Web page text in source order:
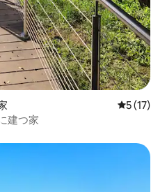
レビュー
5 (17)
建つ家